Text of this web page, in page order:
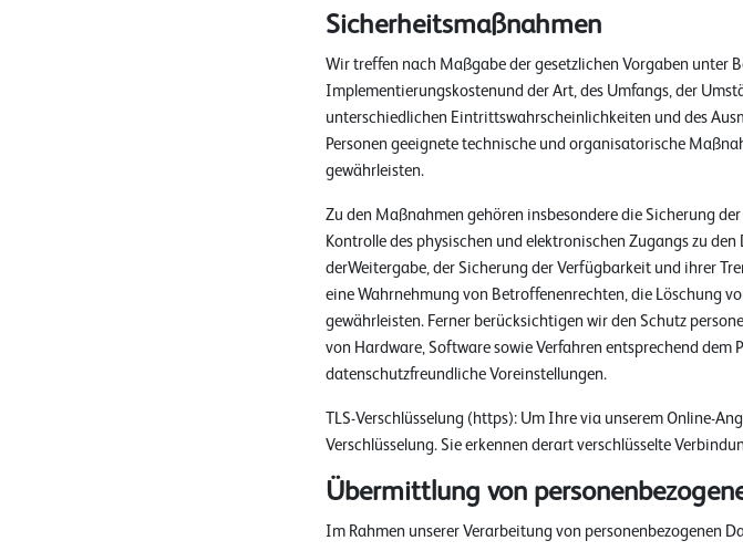
Sicherheitsmaßnahmen
Wir treffen nach Maßgabe der gesetzlichen Vorgaben unter
Implementierungskostenund der Art, des Umfangs, der
unterschiedlichen Eintrittswahrscheinlichkeiten und des
Personen geeignete technische und organisatorische
gewährleisten.
Zu den Maßnahmen gehören insbesondere die Sicherung
Kontrolle des physischen und elektronischen Zugangs zu
derWeitergabe, der Sicherung der Verfügbarkeit und ihrer
eine Wahrnehmung von Betroffenenrechten, die Löschung
gewährleisten. Ferner berücksichtigen wir den Schutz
von Hardware, Software sowie Verfahren entsprechend
datenschutzfreundliche Voreinstellungen.
TLS-Verschlüsselung (https): Um Ihre via unserem Online-
Verschlüsselung. Sie erkennen derart verschlüsselte
Übermittlung von
Im Rahmen unserer Verarbeitung von personenbezogenen